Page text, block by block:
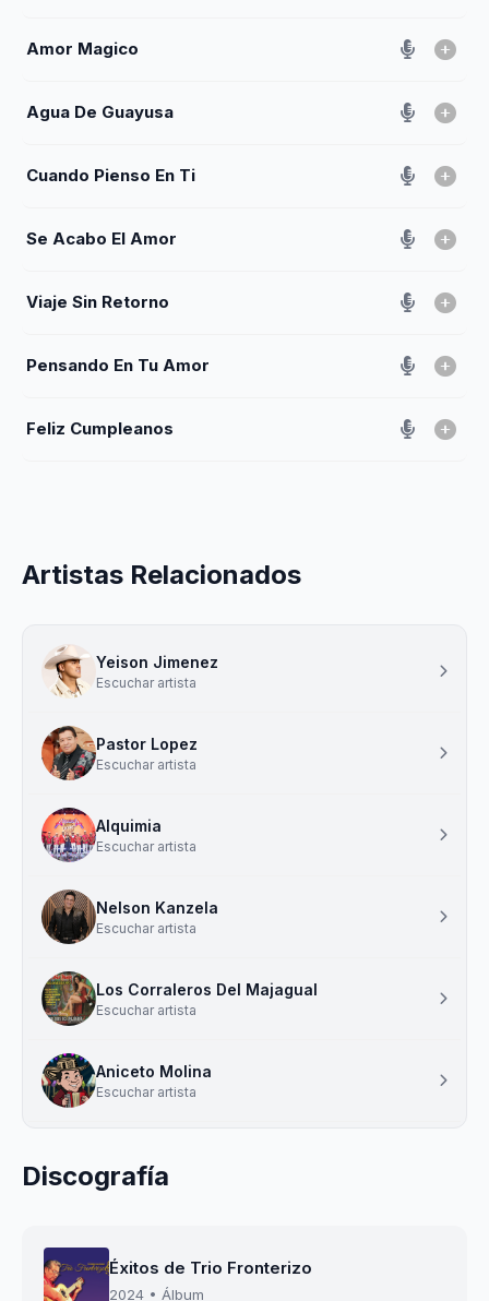
Amor Magico
Agua De Guayusa
Cuando Pienso En Ti
Se Acabo El Amor
Viaje Sin Retorno
Pensando En Tu Amor
Feliz Cumpleanos
Artistas Relacionados
Yeison Jimenez
Escuchar artista
Pastor Lopez
Escuchar artista
Alquimia
Escuchar artista
Nelson Kanzela
Escuchar artista
Los Corraleros Del Majagual
Escuchar artista
Aniceto Molina
Escuchar artista
Discografía
Éxitos de Trio Fronterizo
2024 • Álbum